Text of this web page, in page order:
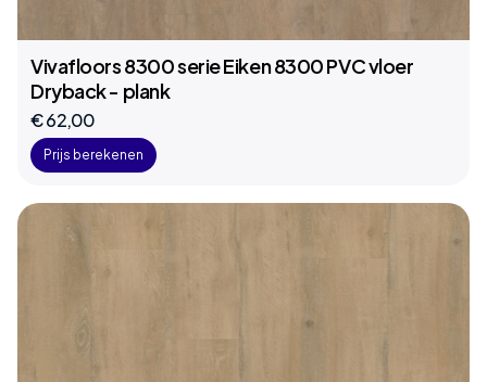
Vivafloors 8300 serie Eiken 8300 PVC vloer
Dryback - plank
€ 62,00
Prijs berekenen